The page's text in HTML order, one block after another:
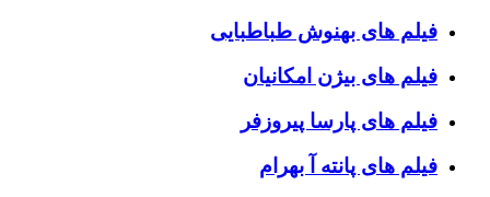
فیلم های بهنوش طباطبایی
فیلم های بیژن امکانیان
فیلم های پارسا پیروزفر
فیلم های پانته آ بهرام